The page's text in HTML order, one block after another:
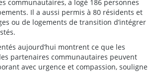
communautaires, a logé 186 personnes
Il a aussi permis à 80 résidents et
ou de logements de transition d’intégrer
aujourd’hui montrent ce que les
partenaires communautaires peuvent
avec urgence et compassion, souligne